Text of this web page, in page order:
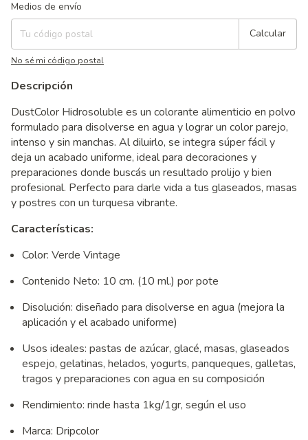
Medios de envío
Calcular
No sé mi código postal
Descripción
DustColor Hidrosoluble es un colorante alimenticio en polvo
formulado para disolverse en agua y lograr un color parejo,
intenso y sin manchas. Al diluirlo, se integra súper fácil y
deja un acabado uniforme, ideal para decoraciones y
preparaciones donde buscás un resultado prolijo y bien
profesional. Perfecto para darle vida a tus glaseados, masas
y postres con un turquesa vibrante.
Características:
Color: Verde Vintage
Contenido Neto: 10 cm. (10 ml.) por pote
Disolución: diseñado para disolverse en agua (mejora la
aplicación y el acabado uniforme)
Usos ideales: pastas de azúcar, glacé, masas, glaseados
espejo, gelatinas, helados, yogurts, panqueques, galletas,
tragos y preparaciones con agua en su composición
Rendimiento: rinde hasta 1kg/1gr, según el uso
Marca: Dripcolor